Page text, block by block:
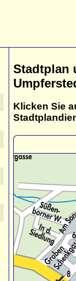
Stadtplan
Klicken Sie